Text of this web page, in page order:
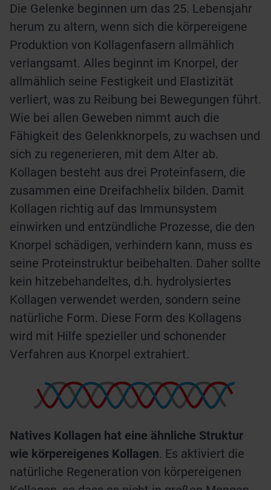
Die Gelenke beginnen um das 25. Lebensjahr
herum zu altern, wenn sich die körpereigene
Produktion von Kollagenfasern allmählich
verlangsamt. Alles beginnt im Knorpel, der
allmählich seine Festigkeit und Elastizität
verliert, was zu Reibung bei Bewegungen führt.
Wie bei allen Geweben nimmt auch die
Fähigkeit des Gelenkknorpels, zu wachsen und
sich zu regenerieren, mit dem Alter ab.
Kollagen besteht aus drei Proteinfasern, die
zusammen eine Dreifachhelix bilden. Damit
Kollagen richtig auf das Immunsystem
einwirken und entzündliche Prozesse, die den
Knorpel schädigen, verhindern kann, muss es
seine Proteinstruktur beibehalten. Daher sollte
kein hitzebehandeltes, d.h. hydrolysiertes
Kollagen verwendet werden, sondern seine
natürliche Form. Diese Form des Kollagens
wird mit Hilfe spezieller und schonender
Verfahren aus Knorpel extrahiert.
Natives Kollagen hat eine ähnliche Struktur
wie körpereigenes Kollagen. Es aktiviert die
natürliche Regeneration von körpereigenen